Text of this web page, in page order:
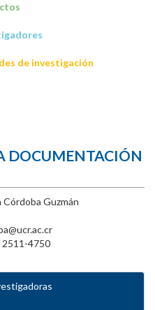
de investigación
DOCUMENTACIÓN
Córdoba Guzmán
2511-4750